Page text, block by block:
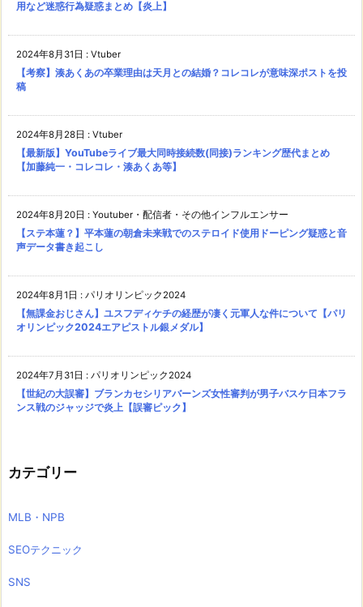
用など迷惑行為疑惑まとめ【炎上】
2024年8月31日 : Vtuber
【考察】湊あくあの卒業理由は天月との結婚？コレコレが意味深ポストを投
稿
2024年8月28日 : Vtuber
【最新版】YouTubeライブ最大同時接続数(同接)ランキング歴代まとめ
【加藤純一・コレコレ・湊あくあ等】
2024年8月20日 : Youtuber・配信者・その他インフルエンサー
【ステ本蓮？】平本蓮の朝倉未来戦でのステロイド使用ドーピング疑惑と音
声データ書き起こし
2024年8月1日 : パリオリンピック2024
【無課金おじさん】ユスフディケチの経歴が凄く元軍人な件について【パリ
オリンピック2024エアピストル銀メダル】
2024年7月31日 : パリオリンピック2024
【世紀の大誤審】ブランカセシリアバーンズ女性審判が男子バスケ日本フラ
ンス戦のジャッジで炎上【誤審ピック】
カテゴリー
MLB・NPB
SEOテクニック
SNS